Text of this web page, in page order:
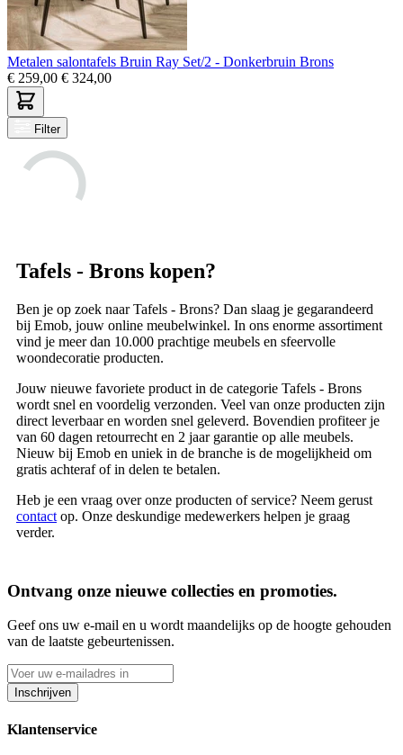
Metalen salontafels Bruin Ray Set/2 - Donkerbruin Brons
€ 259,00 € 324,00
Filter
Tafels - Brons kopen?
Ben je op zoek naar Tafels - Brons? Dan slaag je gegarandeerd
bij Emob, jouw online meubelwinkel. In ons enorme assortiment
vind je meer dan 10.000 prachtige meubels en sfeervolle
woondecoratie producten.
Jouw nieuwe favoriete product in de categorie Tafels - Brons
wordt snel en voordelig verzonden. Veel van onze producten zijn
direct leverbaar en worden snel geleverd. Bovendien profiteer je
van 60 dagen retourrecht en 2 jaar garantie op alle meubels.
Nieuw bij Emob en uniek in de branche is de mogelijkheid om
gratis achteraf of in delen te betalen.
Heb je een vraag over onze producten of service? Neem gerust
contact op. Onze deskundige medewerkers helpen je graag
verder.
Ontvang onze nieuwe collecties en promoties.
Geef ons uw e-mail en u wordt maandelijks op de hoogte gehouden
van de laatste gebeurtenissen.
Inschrijven
Klantenservice